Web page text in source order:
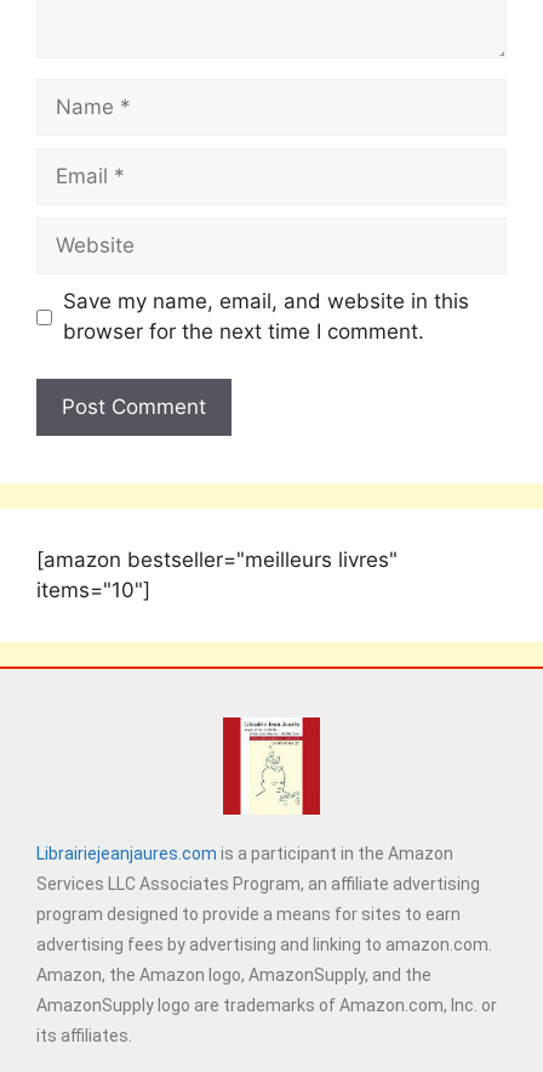
Save my name, email, and website in this
browser for the next time I comment.
[amazon bestseller="meilleurs livres"
items="10"]
Librairiejeanjaures.com is a participant in the Amazon
Services LLC Associates Program, an affiliate advertising
program designed to provide a means for sites to earn
advertising fees by advertising and linking to amazon.com.
Amazon, the Amazon logo, AmazonSupply, and the
AmazonSupply logo are trademarks of Amazon.com, Inc. or
its affiliates.